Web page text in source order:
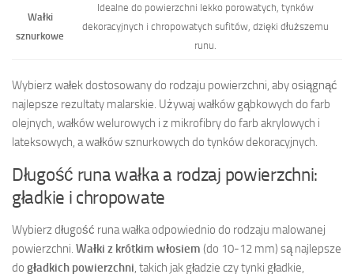
Wałki
sznurkowe
Idealne do powierzchni lekko porowatych, tynków
dekoracyjnych i chropowatych sufitów, dzięki dłuższemu
runu.
Wybierz wałek dostosowany do rodzaju powierzchni, aby osiągnąć
najlepsze rezultaty malarskie. Używaj wałków gąbkowych do farb
olejnych, wałków welurowych i z mikrofibry do farb akrylowych i
lateksowych, a wałków sznurkowych do tynków dekoracyjnych.
Długość runa wałka a rodzaj powierzchni:
gładkie i chropowate
Wybierz długość runa wałka odpowiednio do rodzaju malowanej
powierzchni. Wałki z krótkim włosiem (do 10-12 mm) są najlepsze
do gładkich powierzchni, takich jak gładzie czy tynki gładkie,